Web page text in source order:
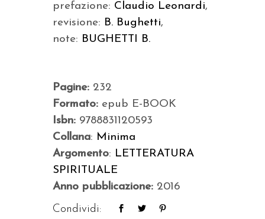
prefazione: Claudio Leonardi,
revisione: B. Bughetti,
note: BUGHETTI B.
Pagine: 232
Formato: epub E-BOOK
Isbn: 9788831120593
Collana: Minima
Argomento: LETTERATURA
SPIRITUALE
Anno pubblicazione: 2016
Condividi: